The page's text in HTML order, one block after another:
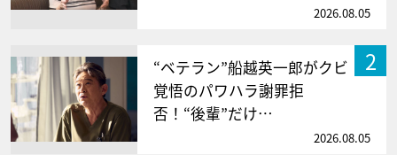
2026.08.05
2
“ベテラン”船越英一郎がクビ
覚悟のパワハラ謝罪拒
否！“後輩”だけ…
2026.08.05